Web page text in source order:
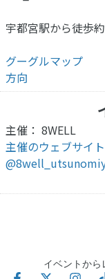
宇都宮駅から徒歩
グーグルマップ
方向
主催： 8WELL
主催のウェブサイト
イベントか